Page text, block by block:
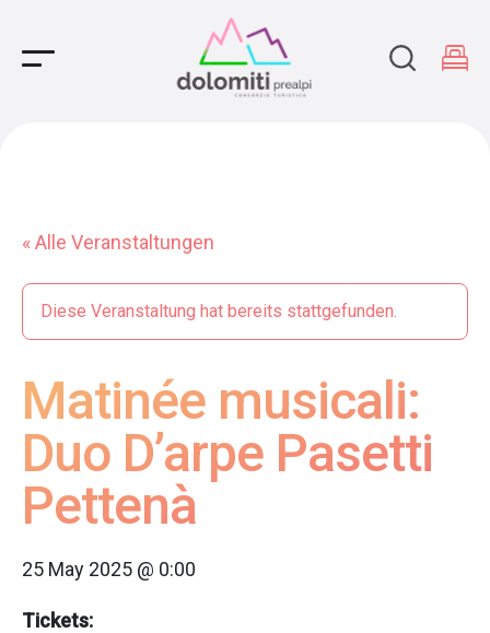
Main Navigation
« Alle Veranstaltungen
Diese Veranstaltung hat bereits stattgefunden.
Matinée musicali:
Duo D’arpe Pasetti
Pettenà
25 May 2025 @ 0:00
Tickets: